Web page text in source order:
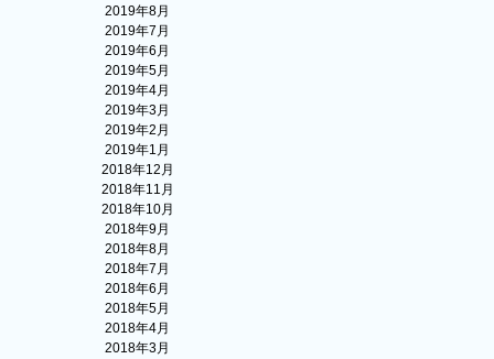
2019年8月
2019年7月
2019年6月
2019年5月
2019年4月
2019年3月
2019年2月
2019年1月
2018年12月
2018年11月
2018年10月
2018年9月
2018年8月
2018年7月
2018年6月
2018年5月
2018年4月
2018年3月